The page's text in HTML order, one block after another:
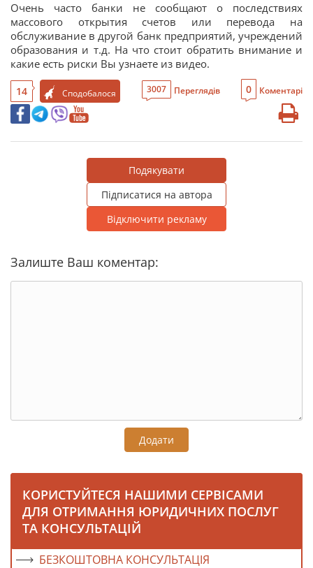
Очень часто банки не сообщают о последствиях
массового открытия счетов или перевода на
обслуживание в другой банк предприятий, учреждений
образования и т.д. На что стоит обратить внимание и
какие есть риски Вы узнаете из видео.
14 Сподобалося 3007 Переглядів 0 Коментарі
Подякувати
Підписатися на автора
Відключити рекламу
Залиште Ваш коментар:
Додати
КОРИСТУЙТЕСЯ НАШИМИ СЕРВІСАМИ
ДЛЯ ОТРИМАННЯ ЮРИДИЧНИХ ПОСЛУГ
ТА КОНСУЛЬТАЦІЙ
БЕЗКОШТОВНА КОНСУЛЬТАЦІЯ